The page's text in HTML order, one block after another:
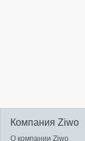
Компания Ziwo
О компании Ziwo